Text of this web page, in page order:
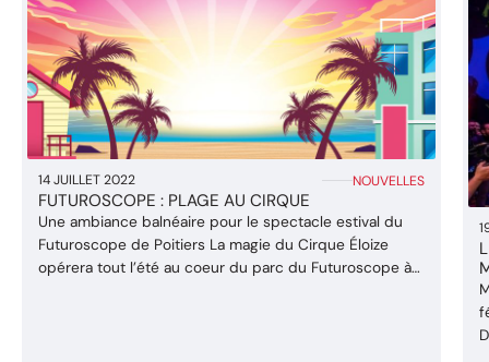
14 JUILLET 2022 NOUVELLES
FUTUROSCOPE : PLAGE AU CIRQUE
Une ambiance balnéaire pour le spectacle estival du
Futuroscope de Poitiers La magie du Cirque Éloize
opérera tout l’été au coeur du parc du Futuroscope à